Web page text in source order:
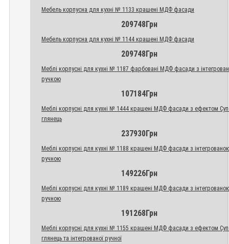
Мебель корпусна для кухні № 1133 крашені МДФ фасади
209748Грн
Мебель корпусна для кухні № 1144 крашені МДФ фасади
209748Грн
Меблі корпусні для кухні № 1187 фарбовані МДФ фасади з
ручкою
107184Грн
Меблі корпусні для кухні № 1444 крашені МДФ фасади з ефектом
глянець
237930Грн
Меблі корпусні для кухні № 1188 крашені МДФ фасади з
ручною
149226Грн
Меблі корпусні для кухні № 1189 крашені МДФ фасади з
ручною
191268Грн
Меблі корпусні для кухні № 1155 крашені МДФ фасади з ефектом
глянець та інтегрованої ручної